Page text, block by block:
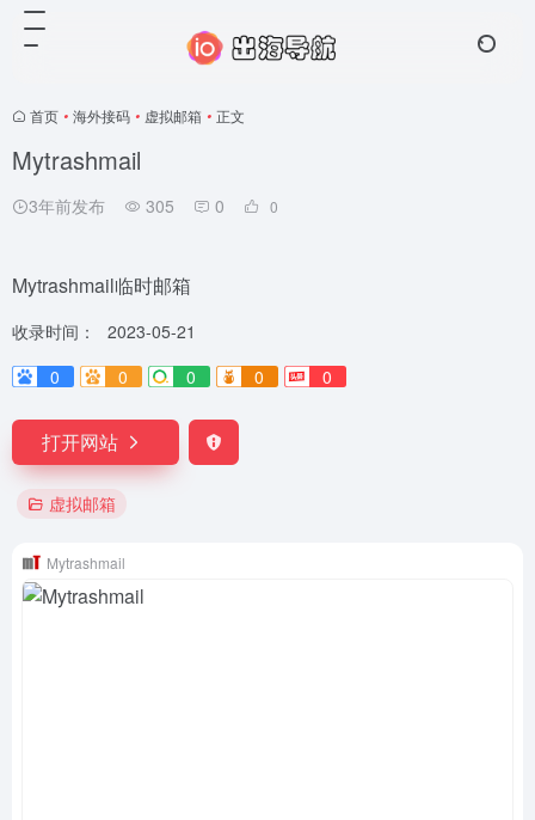
首页 • 海外接码 • 虚拟邮箱 • 正文
Mytrashmail
3年前发布 305 0 0
Mytrashmail临时邮箱
收录时间：
2023-05-21
0
0 0 0 0
打开网站
虚拟邮箱
Mytrashmail